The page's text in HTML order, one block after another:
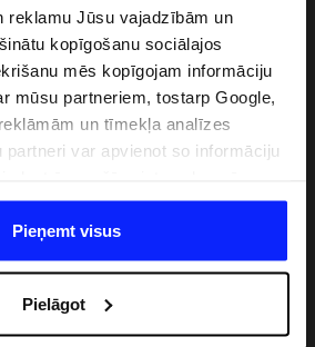
reklamu Jūsu vajadzībām un
kopīgošanu sociālajos
mēs kopīgojam informāciju
mūsu partneriem, tostarp Google,
un tīmekļa analīzes
partneri var apvienot so informāciju
izmantojot viņu pakalpojumus. Ar
pārsūtīt Jūsu personas datus
uzlabotu veidu, kadā tiek rādīta
partneru piedāvātos risinajumus
Detalizētu informāciju var atrast
Pieņemt visus
Pielāgot